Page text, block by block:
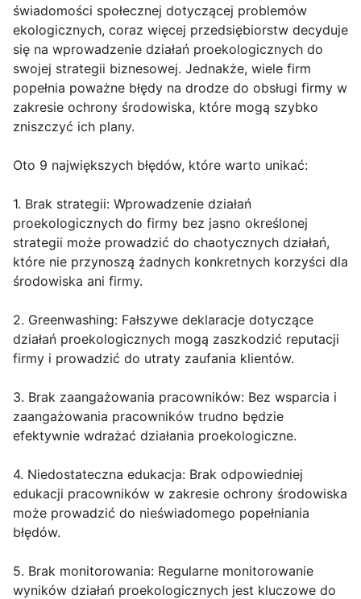
świadomości społecznej dotyczącej problemów
ekologicznych, coraz więcej przedsiębiorstw decyduje
się na wprowadzenie działań proekologicznych do
swojej strategii biznesowej. Jednakże, wiele firm
popełnia poważne błędy na drodze do obsługi firmy w
zakresie ochrony środowiska, które mogą szybko
zniszczyć ich plany.
Oto 9 największych błędów, które warto unikać:
1. Brak strategii: Wprowadzenie działań
proekologicznych do firmy bez jasno określonej
strategii może prowadzić do chaotycznych działań,
które nie przynoszą żadnych konkretnych korzyści dla
środowiska ani firmy.
2. Greenwashing: Fałszywe deklaracje dotyczące
działań proekologicznych mogą zaszkodzić reputacji
firmy i prowadzić do utraty zaufania klientów.
3. Brak zaangażowania pracowników: Bez wsparcia i
zaangażowania pracowników trudno będzie
efektywnie wdrażać działania proekologiczne.
4. Niedostateczna edukacja: Brak odpowiedniej
edukacji pracowników w zakresie ochrony środowiska
może prowadzić do nieświadomego popełniania
błędów.
5. Brak monitorowania: Regularne monitorowanie
wyników działań proekologicznych jest kluczowe do